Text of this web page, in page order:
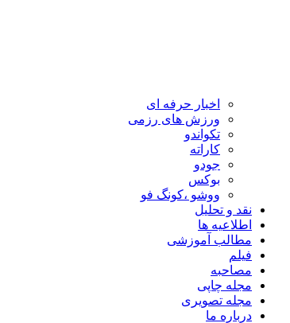
اخبار حرفه ای
ورزش های رزمی
تکواندو
کاراته
جودو
بوکس
ووشو ،کونگ فو
نقد و تحلیل
اطلاعیه ها
مطالب آموزشی
فیلم
مصاحبه
مجله چاپی
مجله تصویری
درباره ما